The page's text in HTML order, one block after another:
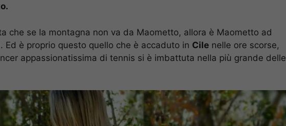
che se la montagna non va da Maometto, allora è Maometto ad
Ed è proprio questo quello che è accaduto in Cile nelle ore scorse,
appassionatissima di tennis si è imbattuta nella più grande delle